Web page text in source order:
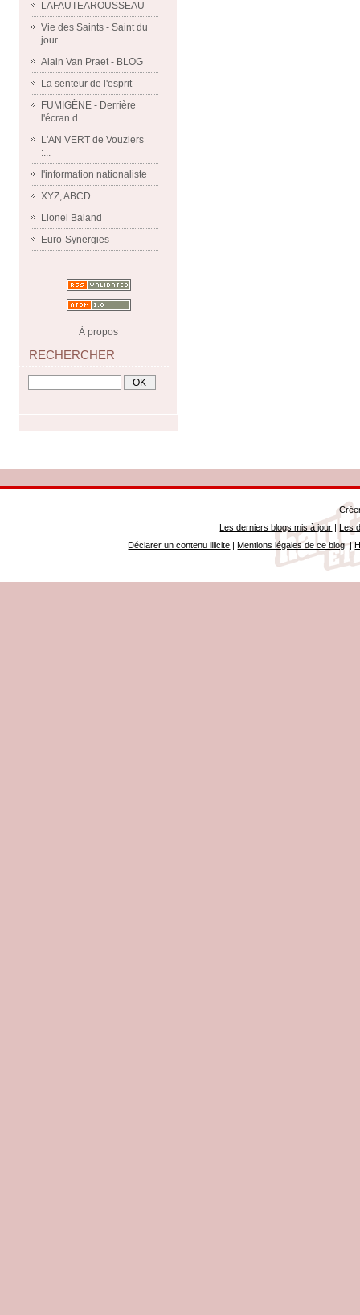
LAFAUTEAROUSSEAU
Vie des Saints - Saint du
jour
Alain Van Praet - BLOG
La senteur de l'esprit
FUMIGÈNE - Derrière
l'écran d...
L'AN VERT de Vouziers
:...
l'information nationaliste
XYZ, ABCD
Lionel Baland
Euro-Synergies
À propos
RECHERCHER
Les derniers blogs mis à jour |Les
Déclarer un contenu illicite |Mentions légales de ce blog|